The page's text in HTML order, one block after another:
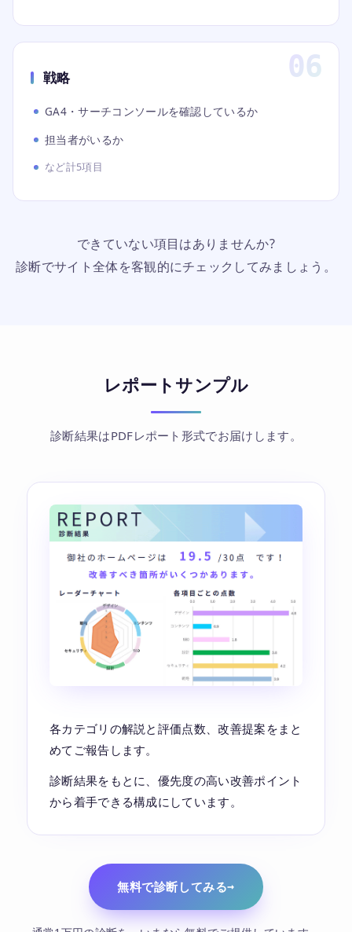
戦略
GA4・サーチコンソールを確認しているか
担当者がいるか
など計5項目
できていない項目はありませんか?
診断でサイト全体を客観的にチェックしてみましょう。
レポートサンプル
診断結果はPDFレポート形式でお届けします。
各カテゴリの解説と評価点数、改善提案をまと
めてご報告します。
診断結果をもとに、優先度の高い改善ポイント
から着手できる構成にしています。
無料で診断してみる